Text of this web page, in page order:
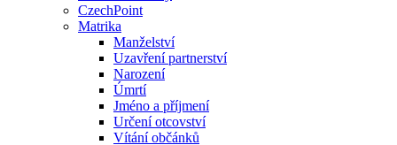
CzechPoint
Matrika
Manželství
Uzavření partnerství
Narození
Úmrtí
Jméno a příjmení
Určení otcovství
Vítání občánků